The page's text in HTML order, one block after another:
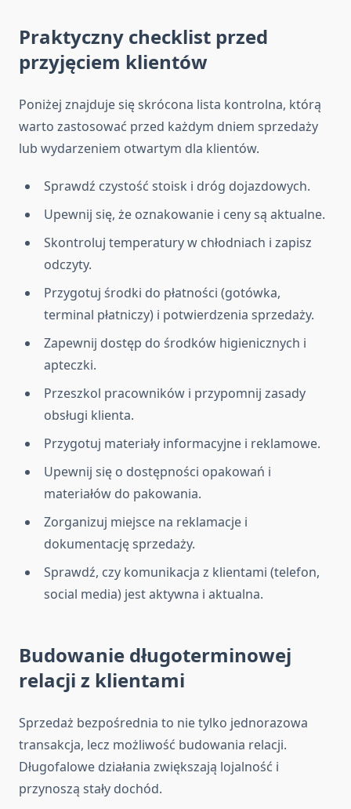
Praktyczny checklist przed
przyjęciem klientów
Poniżej znajduje się skrócona lista kontrolna, którą
warto zastosować przed każdym dniem sprzedaży
lub wydarzeniem otwartym dla klientów.
Sprawdź czystość stoisk i dróg dojazdowych.
Upewnij się, że oznakowanie i ceny są aktualne.
Skontroluj temperatury w chłodniach i zapisz
odczyty.
Przygotuj środki do płatności (gotówka,
terminal płatniczy) i potwierdzenia sprzedaży.
Zapewnij dostęp do środków higienicznych i
apteczki.
Przeszkol pracowników i przypomnij zasady
obsługi klienta.
Przygotuj materiały informacyjne i reklamowe.
Upewnij się o dostępności opakowań i
materiałów do pakowania.
Zorganizuj miejsce na reklamacje i
dokumentację sprzedaży.
Sprawdź, czy komunikacja z klientami (telefon,
social media) jest aktywna i aktualna.
Budowanie długoterminowej
relacji z klientami
Sprzedaż bezpośrednia to nie tylko jednorazowa
transakcja, lecz możliwość budowania relacji.
Długofalowe działania zwiększają lojalność i
przynoszą stały dochód.